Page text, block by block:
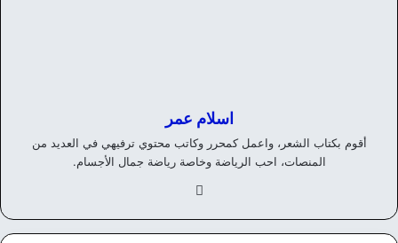
اسلام عمر
أقوم بكتاب الشعر، واعمل كمحرر وكاتب محتوي ترفيهي في العديد من
المنصات، احب الرياضة وخاصة رياضة جمال الأجسام.
وك